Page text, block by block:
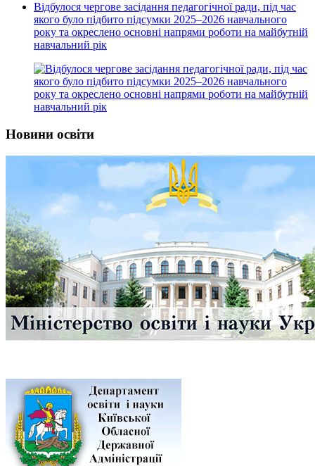
Відбулося чергове засідання педагогічної ради, під час
якого було підбито підсумки 2025–2026 навчального
року та окреслено основні напрями роботи на майбутній
навчальний рік
Новини освіти